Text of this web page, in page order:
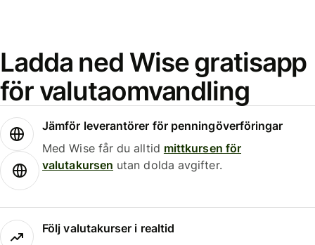
Ladda ned Wise gratisapp
för valutaomvandling
Jämför leverantörer för penningöverföringar
Med Wise får du alltid mittkursen för
valutakursen utan dolda avgifter.
Följ valutakurser i realtid